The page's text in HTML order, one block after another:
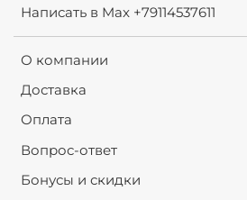
Написать в Max +79114537611
О компании
Доставка
Оплата
Вопрос-ответ
Бонусы и скидки